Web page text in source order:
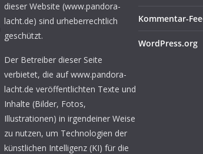
dieser Website (www.pandora-
lacht.de) sind urheberrechtlich
geschützt.
Der Betreiber dieser Seite
verbietet, die auf www.pandora-
lacht.de veröffentlichten Texte und
Inhalte (Bilder, Fotos,
Illustrationen) in irgendeiner Weise
zu nutzen, um Technologien der
künstlichen Intelligenz (KI) für die
Kommentar-
WordPress.org